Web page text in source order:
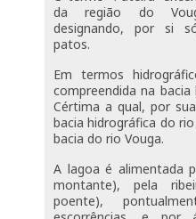
da região do
designando, por si
patos.
Em termos
compreendida na
Cértima a qual, por
bacia hidrográfica do
bacia do rio Vouga.
A lagoa é alimentada
montante), pela
poente),